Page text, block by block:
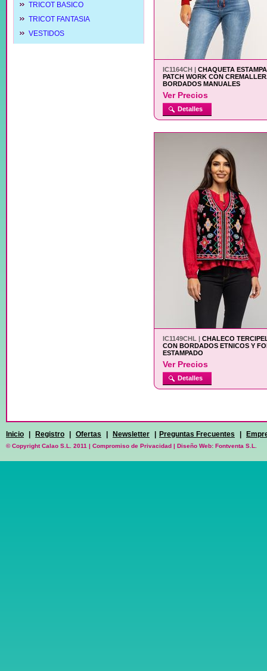
TRICOT BASICO
TRICOT FANTASIA
VESTIDOS
IC1164CH | CHAQUETA
PATCH WORK CON
BORDADOS MANUALES
Ver Precios
Detalles
IC1149CHL | CHALECO
CON BORDADOS ETNICOS Y
ESTAMPADO
Ver Precios
Detalles
Inicio Registro Ofertas Newsletter Preguntas Frecuentes
© Copyright Calao S.L. 2011 | Compromiso de Privacidad | Diseño Web: Fontventa S.L.